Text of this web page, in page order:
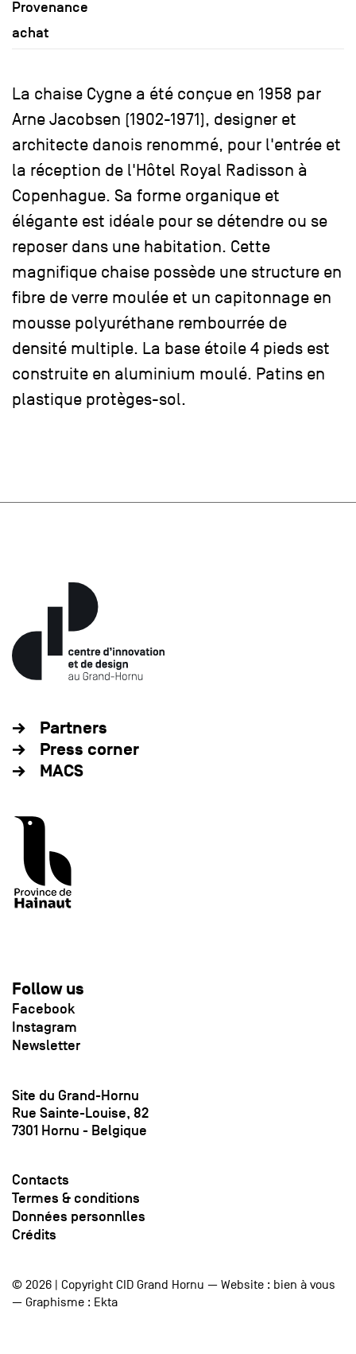
Provenance
achat
La chaise Cygne a été conçue en 1958 par
Arne Jacobsen (1902-1971), designer et
architecte danois renommé, pour l'entrée et
la réception de l'Hôtel Royal Radisson à
Copenhague. Sa forme organique et
élégante est idéale pour se détendre ou se
reposer dans une habitation. Cette
magnifique chaise possède une structure en
fibre de verre moulée et un capitonnage en
mousse polyuréthane rembourrée de
densité multiple. La base étoile 4 pieds est
construite en aluminium moulé. Patins en
plastique protèges-sol.
Partners
Press corner
MACS
Follow us
Facebook
Instagram
Newsletter
Site du Grand-Hornu
Rue Sainte-Louise, 82
7301 Hornu - Belgique
Contacts
Termes & conditions
Données personnlles
Crédits
© 2026 | Copyright CID Grand Hornu — Website : bien à vous
— Graphisme : Ekta